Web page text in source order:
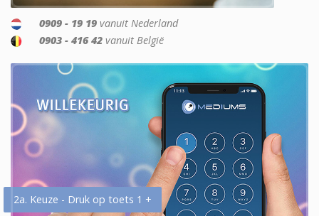
0909 - 19 19 vanuit Nederland
0903 - 416 42 vanuit België
2a. Keuze - Druk op toets 1 +